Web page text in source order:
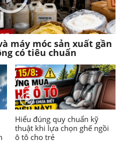
máy móc sản xuất gần
có tiêu chuẩn
Hiểu đúng quy chuẩn kỹ
thuật khi lựa chọn ghế ngồi
ô tô cho trẻ